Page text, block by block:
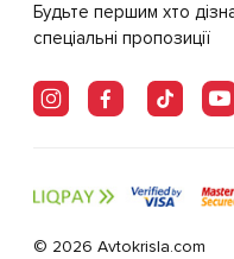
Будьте першим хто
спеціальні пропозиції
© 2026 Avtokrisla.com